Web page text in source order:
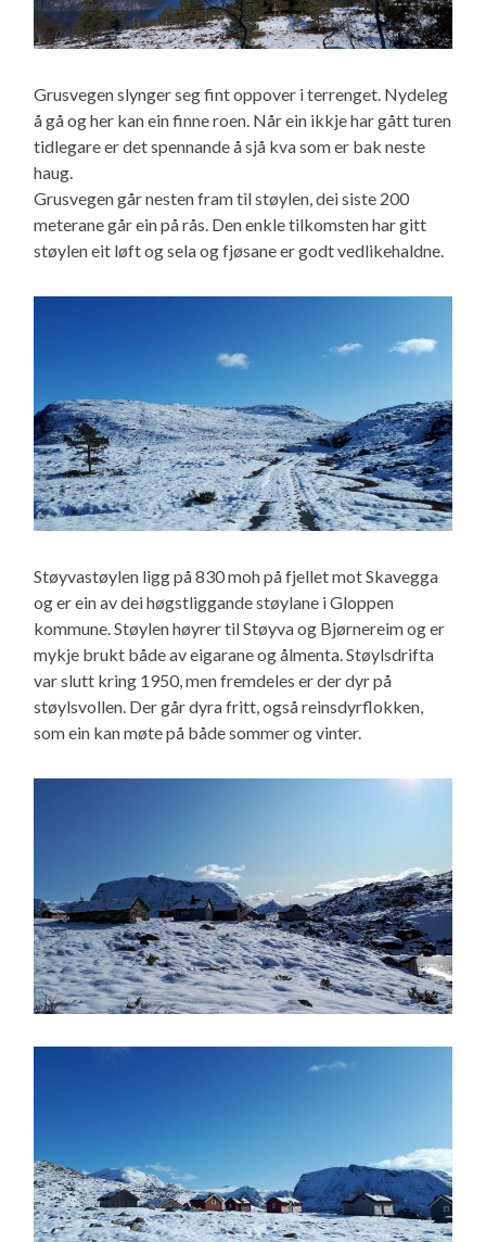
Grusvegen slynger seg fint oppover i terrenget. Nydeleg
å gå og her kan ein finne roen. Når ein ikkje har gått turen
tidlegare er det spennande å sjå kva som er bak neste
haug.
Grusvegen går nesten fram til støylen, dei siste 200
meterane går ein på rås. Den enkle tilkomsten har gitt
støylen eit løft og sela og fjøsane er godt vedlikehaldne.
Støyvastøylen ligg på 830 moh på fjellet mot Skavegga
og er ein av dei høgstliggande støylane i Gloppen
kommune. Støylen høyrer til Støyva og Bjørnereim og er
mykje brukt både av eigarane og ålmenta. Støylsdrifta
var slutt kring 1950, men fremdeles er der dyr på
støylsvollen. Der går dyra fritt, også reinsdyrflokken,
som ein kan møte på både sommer og vinter.